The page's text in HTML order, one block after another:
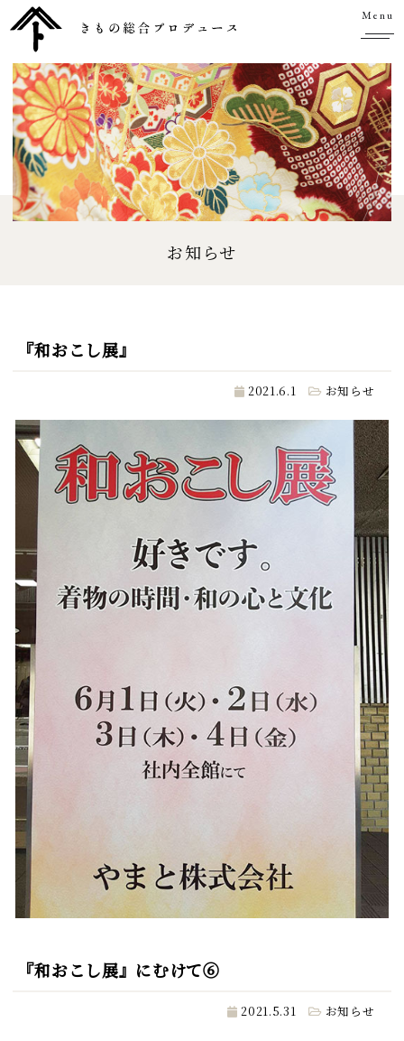
Menu
お知らせ
『和おこし展』
2021.6.1 お知らせ
『和おこし展』にむけて⑥
2021.5.31 お知らせ